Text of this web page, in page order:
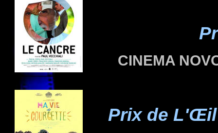
CINEMA
Prix de